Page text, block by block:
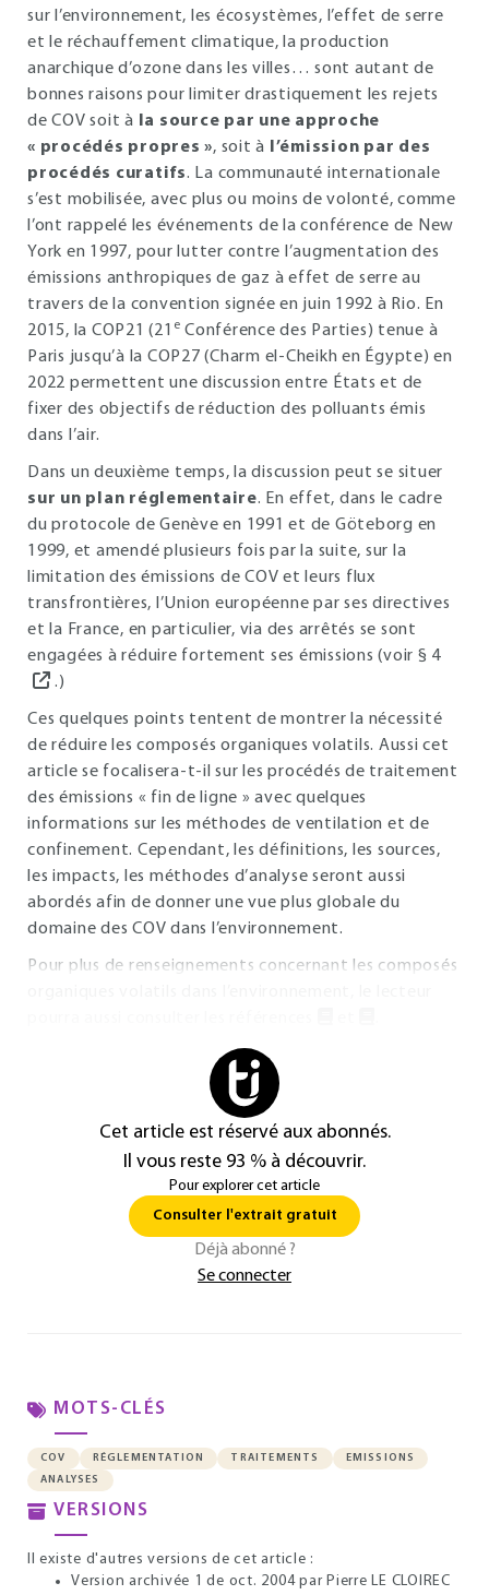
sur l’environnement, les écosystèmes, l’effet de serre
et le réchauffement climatique, la production
anarchique d’ozone dans les villes… sont autant de
bonnes raisons pour limiter drastiquement les rejets
de COV soit à
la source par une approche
« procédés propres », soit à
l’émission par des
procédés curatifs. La communauté internationale
s’est mobilisée, avec plus ou moins de volonté, comme
l’ont rappelé les événements de la conférence de New
York en 1997, pour lutter contre l’augmentation des
émissions anthropiques de gaz à effet de serre au
travers de la convention signée en juin 1992 à Rio. En
2015, la COP21 (21 e Conférence des Parties) tenue à
Paris jusqu’à la COP27 (Charm el-Cheikh en Égypte) en
2022 permettent une discussion entre États et de
fixer des objectifs de réduction des polluants émis
dans l’air.
Dans un deuxième temps, la discussion peut se situer
sur un plan réglementaire. En effet, dans le cadre
du protocole de Genève en 1991 et de Göteborg en
1999, et amendé plusieurs fois par la suite, sur la
limitation des émissions de COV et leurs flux
transfrontières, l’Union européenne par ses directives
et la France, en particulier, via des arrêtés se sont
engagées à réduire fortement ses émissions (voir § 4
.)
Ces quelques points tentent de montrer la nécessité
de réduire les composés organiques volatils. Aussi cet
article se focalisera-t-il sur les procédés de traitement
des émissions « fin de ligne » avec quelques
informations sur les méthodes de ventilation et de
confinement. Cependant, les définitions, les sources,
les impacts, les méthodes d’analyse seront aussi
abordés afin de donner une vue plus globale du
domaine des COV dans l’environnement.
Pour plus de renseignements concernant les composés
Cet article est réservé aux abonnés.
Il vous reste 93 % à découvrir.
Pour explorer cet article
Consulter l'extrait gratuit
Déjà abonné ?
Se connecter
MOTS-CLÉS
COV RÉGLEMENTATION TRAITEMENTS
EMISSIONS
ANALYSES
VERSIONS
Il existe d'autres versions de cet article :
Version archivée 1 de oct. 2004par Pierre LE CLOIREC